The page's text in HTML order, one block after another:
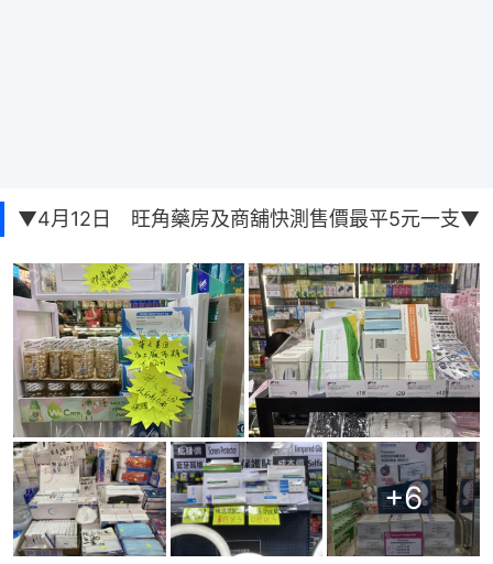
▼4月12日 旺角藥房及商舖快測售價最平5元一支▼
+6